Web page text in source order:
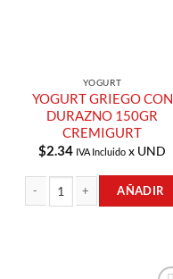
YOGURT
YOGURT GRIEGO CON
DURAZNO 150GR
CREMIGURT
$2.34 IVA Incluido x UND
AÑADIR